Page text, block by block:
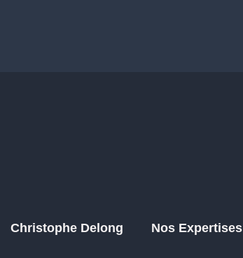
Christophe Delong Nos Expertises